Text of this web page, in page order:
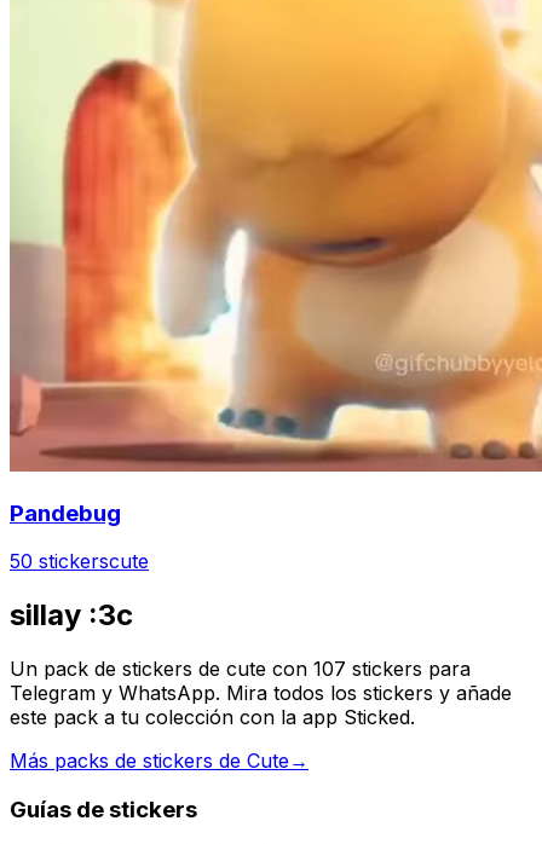
Pandebug
50 stickerscute
sillay :3c
Un pack de stickers de cute con 107 stickers para
Telegram y WhatsApp. Mira todos los stickers y añade
este pack a tu colección con la app Sticked.
Más packs de stickers de Cute→
Guías de stickers